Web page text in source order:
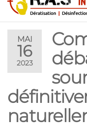
MAI
16
2023